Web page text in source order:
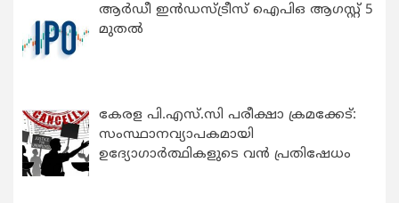
ആർഡീ ഇൻഡസ്ട്രീസ് ഐപിഒ ആഗസ്റ്റ് 5
മുതൽ
കേരള പി.എസ്.സി പരീക്ഷാ ക്രമക്കേട്:
സംസ്ഥാനവ്യാപകമായി
ഉദ്യോഗാര്‍ത്ഥികളുടെ വന്‍ പ്രതിഷേധം